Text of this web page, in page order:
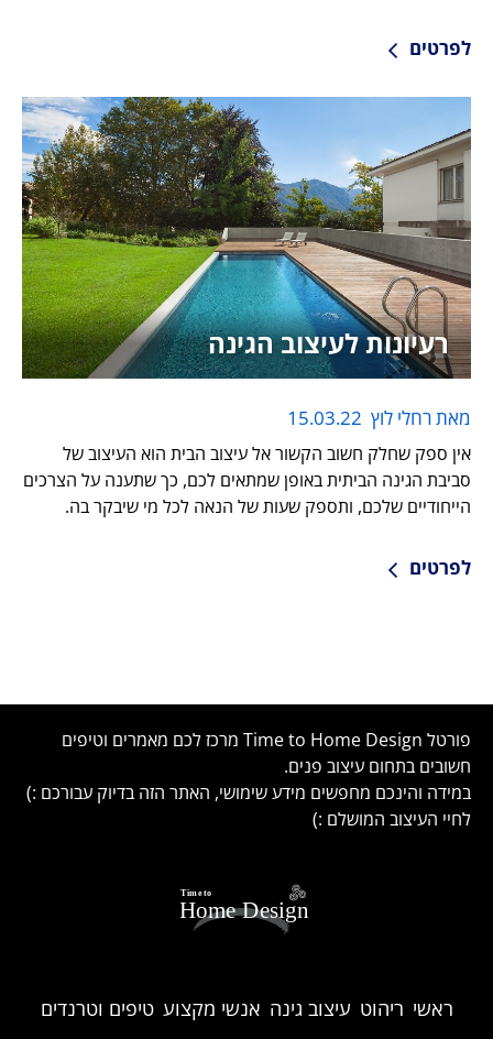
לפרטים
רעיונות לעיצוב הגינה
מאת רחלי לוץ 15.03.22
אין ספק שחלק חשוב הקשור אל עיצוב הבית הוא העיצוב של
סביבת הגינה הביתית באופן שמתאים לכם, כך שתענה על הצרכים
הייחודיים שלכם, ותספק שעות של הנאה לכל מי שיבקר בה.
לפרטים
פורטל Time to Home Design מרכז לכם מאמרים וטיפים
חשובים בתחום עיצוב פנים.
במידה והינכם מחפשים מידע שימושי, האתר הזה בדיוק עבורכם :)
לחיי העיצוב המושלם :)
ראשי ריהוט עיצוב גינה אנשי מקצוע טיפים וטרנדים